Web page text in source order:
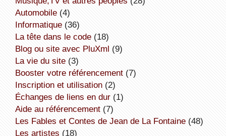
Automobile(4)
informatique(36)
la tête dans le code(18)
Blog ou site avec PluXml (9)
la vie du site(3)
booster votre référencement(7)
inscription et utilisation(2)
échanges de liens en dur(1)
aide au référencement(7)
Les Fables et Contes de Jean de La Fontaine(48)
Les artistes (18)